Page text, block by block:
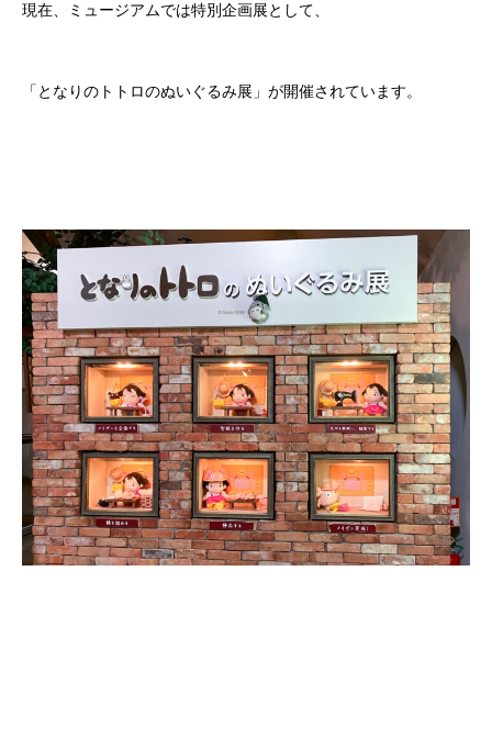
現在、ミュージアムでは特別企画展として、
「となりのトトロのぬいぐるみ展」が開催されています。